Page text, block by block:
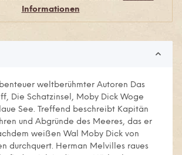
Informationen
weltberühmter Autoren Das
Die Schatzinsel, Moby Dick Woge
See. Treffend beschreibt Kapitän
und Abgründe des Meeres, das er
weißen Wal Moby Dick von
durchquert. Herman Melvilles raues